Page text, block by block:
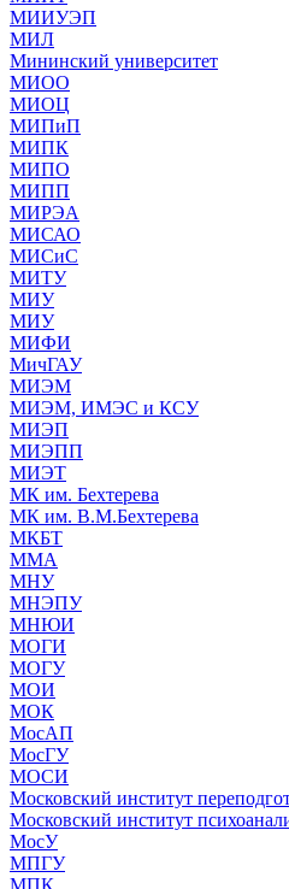
МИИУЭП
МИЛ
Мининский университет
МИОО
МИОЦ
МИПиП
МИПК
МИПО
МИПП
МИРЭА
МИСАО
МИСиС
МИТУ
МИУ
МИУ
МИФИ
МичГАУ
МИЭМ
МИЭМ, ИМЭС и КСУ
МИЭП
МИЭПП
МИЭТ
МК им. Бехтерева
МК им. В.М.Бехтерева
МКБТ
ММА
МНУ
МНЭПУ
МНЮИ
МОГИ
МОГУ
МОИ
МОК
МосАП
МосГУ
МОСИ
Московский институт
Московский институт
МосУ
МПГУ
МПК